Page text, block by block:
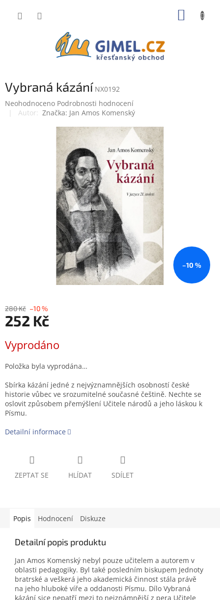
Vybraná kázání NX0192
Průměrné
hodnocení
Neohodnoceno Podrobnosti hodnocení
Značka: Jan Amos Komenský
–10 %
280 Kč –10 %
252 Kč
cena:
Vyprodáno
Položka byla vyprodána…
Sbírka kázání jedné z nejvýznamnějších osobností české
historie vůbec ve srozumitelné současné češtině. Nechte se
oslovit způsobem přemýšlení Učitele národů a jeho láskou k
Písmu.
Detailní informace
ZEPTAT SE HLÍDAT SDÍLET
Popis Hodnocení Diskuze
Detailní popis produktu
Jan Amos Komenský nebyl pouze učitelem a autorem v
oblasti pedagogiky. Byl také posledním biskupem Jednoty
bratrské a veškerá jeho akademická činnost stála právě
na jeho hluboké víře a oddanosti Písmu. Dílo Vybraná
kázání sice nepatří mezi to nejznámnější z pera Učitele